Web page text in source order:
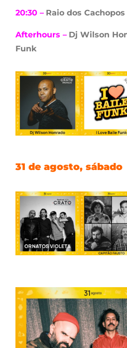
20:30 – Raio dos Cachopos
Afterhours – Dj Wilson
Funk
31 de agosto, sábado